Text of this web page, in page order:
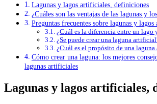
Lagunas y lagos artificiales, definiciones
¿Cuáles son las ventajas de las lagunas y
Preguntas frecuentes sobre lagunas y
¿Cuál es la diferencia entre un lago
¿Se puede crear una laguna
¿Cuál es el propósito de una
Cómo crear una laguna: los mejores
lagunas artificiales
Lagunas y lagos artificiales,